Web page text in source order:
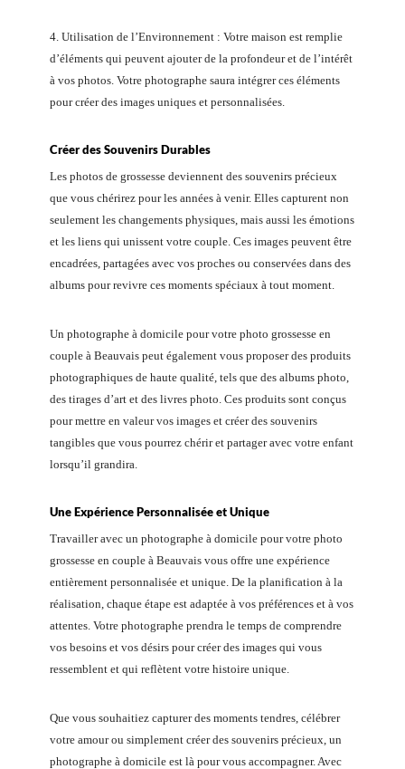
4. Utilisation de l’Environnement : Votre maison est remplie
d’éléments qui peuvent ajouter de la profondeur et de l’intérêt
à vos photos. Votre photographe saura intégrer ces éléments
pour créer des images uniques et personnalisées.
Créer des Souvenirs Durables
Les photos de grossesse deviennent des souvenirs précieux
que vous chérirez pour les années à venir. Elles capturent non
seulement les changements physiques, mais aussi les émotions
et les liens qui unissent votre couple. Ces images peuvent être
encadrées, partagées avec vos proches ou conservées dans des
albums pour revivre ces moments spéciaux à tout moment.
Un photographe à domicile pour votre photo grossesse en
couple à Beauvais peut également vous proposer des produits
photographiques de haute qualité, tels que des albums photo,
des tirages d’art et des livres photo. Ces produits sont conçus
pour mettre en valeur vos images et créer des souvenirs
tangibles que vous pourrez chérir et partager avec votre enfant
lorsqu’il grandira.
Une Expérience Personnalisée et Unique
Travailler avec un photographe à domicile pour votre photo
grossesse en couple à Beauvais vous offre une expérience
entièrement personnalisée et unique. De la planification à la
réalisation, chaque étape est adaptée à vos préférences et à vos
attentes. Votre photographe prendra le temps de comprendre
vos besoins et vos désirs pour créer des images qui vous
ressemblent et qui reflètent votre histoire unique.
Que vous souhaitiez capturer des moments tendres, célébrer
votre amour ou simplement créer des souvenirs précieux, un
photographe à domicile est là pour vous accompagner. Avec